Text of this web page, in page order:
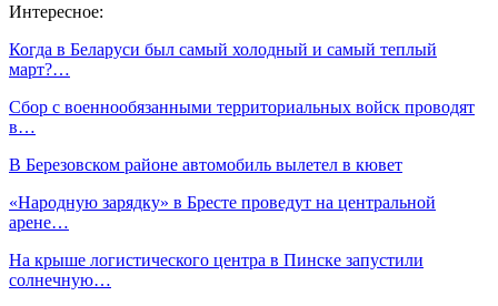
Интересное:
Когда в Беларуси был самый холодный и самый теплый
март?…
Сбор с военнообязанными территориальных войск проводят
в…
В Березовском районе автомобиль вылетел в кювет
«Народную зарядку» в Бресте проведут на центральной
арене…
На крыше логистического центра в Пинске запустили
солнечную…